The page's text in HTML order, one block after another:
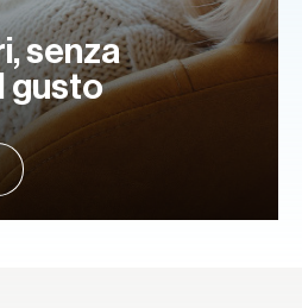
senza
gusto